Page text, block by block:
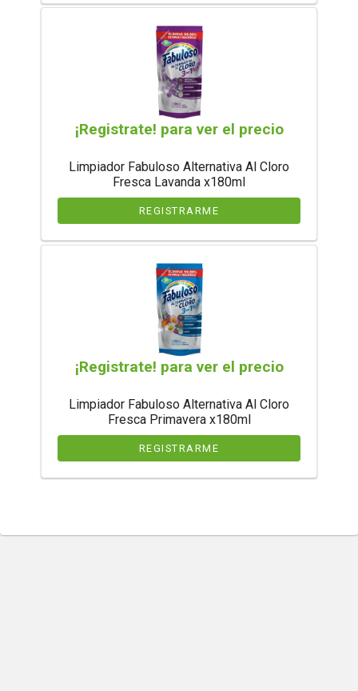
¡Registrate! para ver el precio
Limpiador Fabuloso Alternativa Al Cloro
Fresca Lavanda x180ml
REGISTRARME
¡Registrate! para ver el precio
Limpiador Fabuloso Alternativa Al Cloro
Fresca Primavera x180ml
REGISTRARME